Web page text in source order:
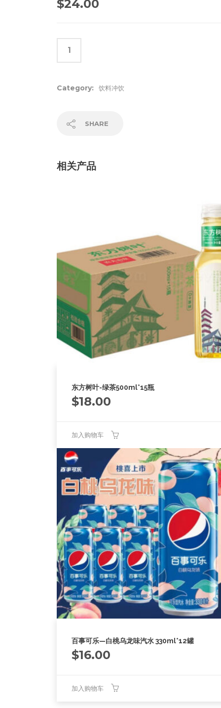
$24.00
Category: 饮料冲饮
SHARE
相关产品
东方树叶-绿茶500ml*15瓶
$18.00
加入购物车
百事可乐—白桃乌龙味汽水 330ml*12罐
$16.00
加入购物车